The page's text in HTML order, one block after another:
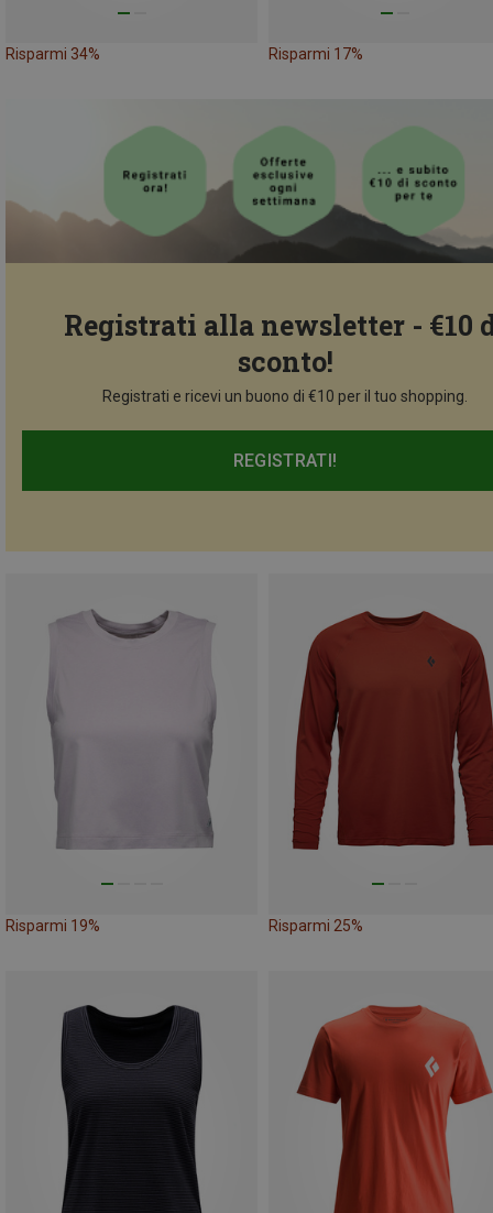
Risparmi 34% Risparmi 17%
Registrati alla newsletter - €10
sconto!
Registrati e ricevi un buono di €10 per il tuo shopping.
REGISTRATI!
Risparmi 19% Risparmi 25%